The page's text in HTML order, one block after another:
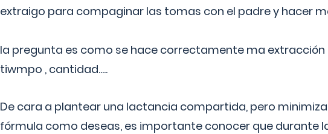
extraigo para compaginar las tomas con el padre y hacer
la pregunta es como se hace correctamente ma extracción
tiwmpo , cantidad.....
De cara a plantear una lactancia compartida, pero
fórmula como deseas, es importante conocer que durante